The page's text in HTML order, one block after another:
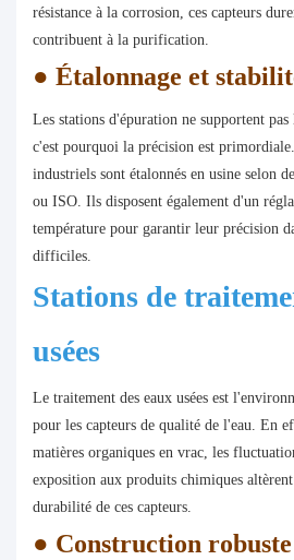
résistance à la corrosion, ces capteurs
contribuent à la purification.
● Étalonnage et
Les stations d'épuration ne supportent pas
c'est pourquoi la précision est
industriels sont étalonnés en usine selon
ou ISO. Ils disposent également d'un
température pour garantir leur précision
difficiles.
Stations de
usées
Le traitement des eaux usées est
pour les capteurs de qualité de l'eau. En
matières organiques en vrac, les
exposition aux produits chimiques
durabilité de ces capteurs.
● Construction robuste